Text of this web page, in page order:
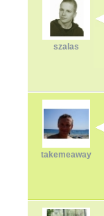
szalas
takemeaway